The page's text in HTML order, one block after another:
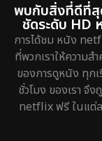
พบกับสิ่งที่ดีที่
ชัดระดับ HD
การได้ชม หนัง
ที่พวกเราให้ความส
ของการดูหนัง ทุก
ชั่วโมง ของเรา จึ
netflix ฟรี ในแต่ล